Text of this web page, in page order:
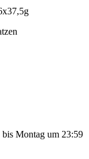
bis Montag um 23:59